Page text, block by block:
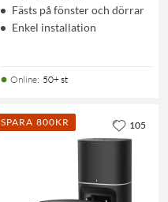
Fästs på fönster och dörrar
Enkel installation
Online: 50+ st
SPARA 800KR 105